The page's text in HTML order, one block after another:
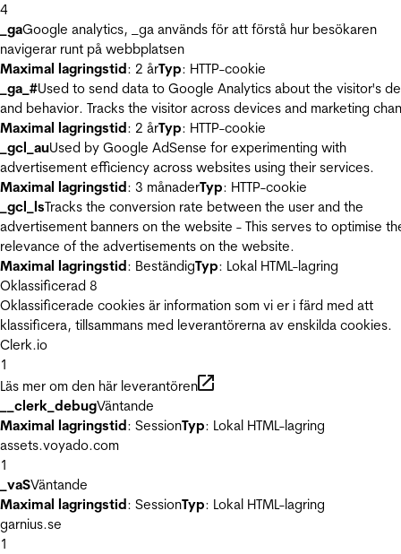
4
_gaGoogle analytics, _ga används för att förstå hur besökaren
navigerar runt på webbplatsen
Maximal lagringstid: 2 årTyp: HTTP-cookie
_ga_#Used to send data to Google Analytics about the visitor's
and behavior. Tracks the visitor across devices and marketing
Maximal lagringstid: 2 årTyp: HTTP-cookie
_gcl_auUsed by Google AdSense for experimenting with
advertisement efficiency across websites using their services.
Maximal lagringstid: 3 månaderTyp: HTTP-cookie
_gcl_lsTracks the conversion rate between the user and the
advertisement banners on the website - This serves to optimise
relevance of the advertisements on the website.
Maximal lagringstid: BeständigTyp: Lokal HTML-lagring
Oklassificerad 8
Oklassificerade cookies är information som vi er i färd med att
klassificera, tillsammans med leverantörerna av enskilda cookies.
Clerk.io
1
Läs mer om den här leverantören
__clerk_debugVäntande
Maximal lagringstid: SessionTyp: Lokal HTML-lagring
assets.voyado.com
1
_vaSVäntande
Maximal lagringstid: SessionTyp: Lokal HTML-lagring
garnius.se
1